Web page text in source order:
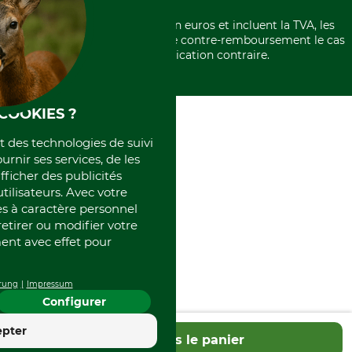
Dans le panier
Politique de confidentialité
Élimination et environnement
Rétractation de votre commande
Paiement á l'avance
Histoire
International
Portrait
Qui sommes-nous
Tous les prix sont exprimés en euros et incluent la TVA, les
frais d'expédition et les frais de contre-remboursement le cas
échéant, sauf indication contraire.
?
des technologies de suivi
ses services, de les
des publicités
Avec votre
à caractère personnel
ou modifier votre
avec effet pour
Impressum
Configurer